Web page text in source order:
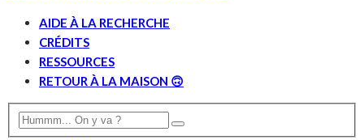
AIDE À LA RECHERCHE
CRÉDITS
RESSOURCES
RETOUR À LA MAISON 🙃